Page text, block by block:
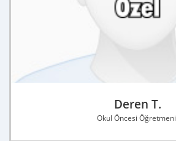
Deren T.
Okul Öncesi Öğretmeni